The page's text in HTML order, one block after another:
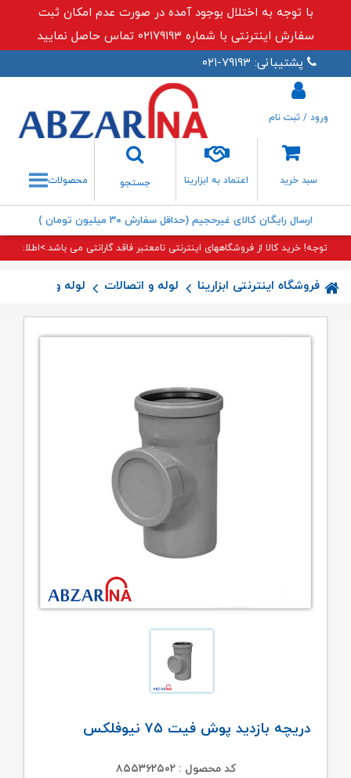
با توجه به اختلال بوجود آمده در صورت عدم امکان ثبت
سفارش اینترنتی با شماره ۰۲۱۷۹۱۹۳ تماس حاصل نمایید
پشتیبانی: ۷۹۱۹۳-۰۲۱
سبد خرید اعتماد به ابزارینا
جستجو
جستجو
ورود / ثبت نام
محصولات
ارسال رایگان کالای غیرحجیم (حداقل سفارش ۳۰ میلیون تومان )
توجه! خرید کالا از فروشگاههای اینترنتی نامعتبر فاقد گارانتی می باشد.>اطلاعات
فروشگاه اینترنتی ابزارینا لوله و اتصالات لوله و
دریچه بازدید پوش فیت ۷۵ نیوفلکس
کد محصول : ۸۵۵۳۶۲۵۰۲